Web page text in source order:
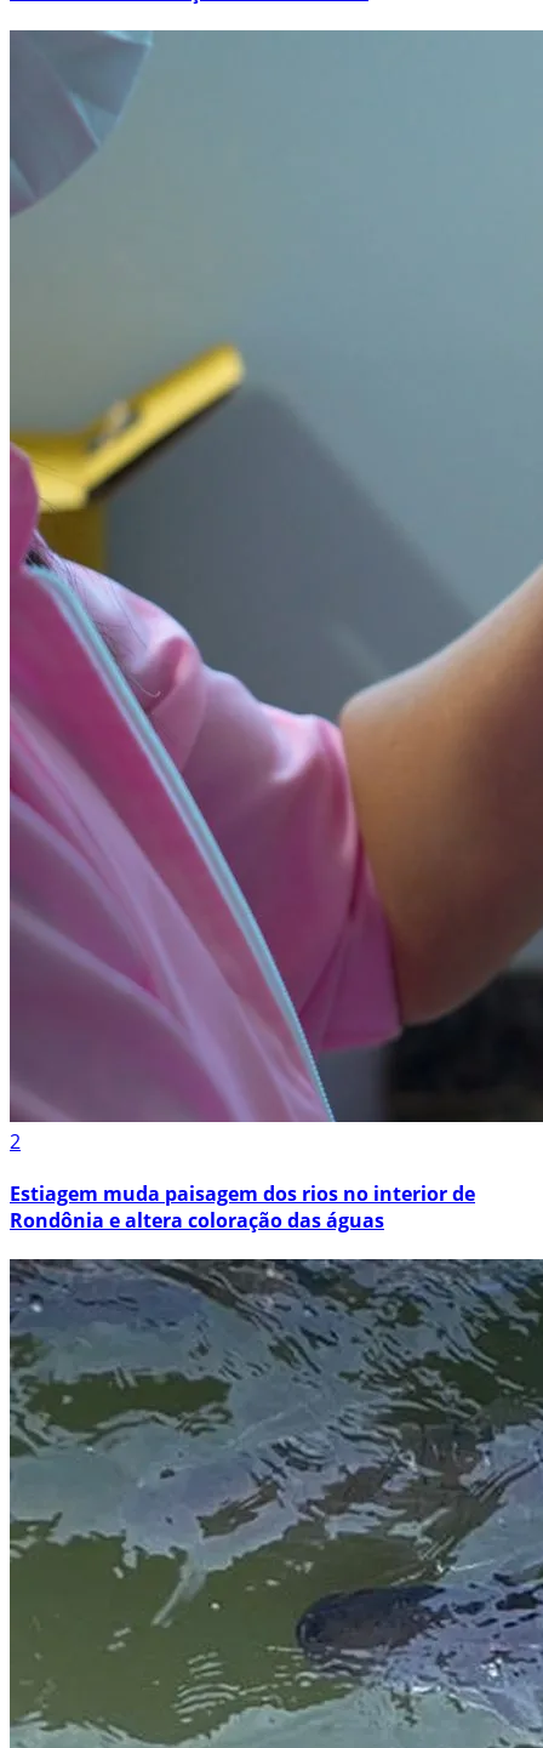
2
Estiagem muda paisagem dos rios no interior de
Rondônia e altera coloração das águas